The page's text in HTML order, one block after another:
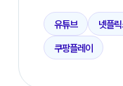
유튜브 넷플
쿠팡플레이